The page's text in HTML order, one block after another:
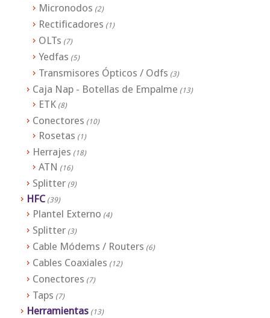
Micronodos (2)
Rectificadores (1)
OLTs (7)
Yedfas (5)
Transmisores Ópticos / Odfs (3)
Caja Nap - Botellas de Empalme (13)
ETK (8)
Conectores (10)
Rosetas (1)
Herrajes (18)
ATN (16)
Splitter (9)
HFC (39)
Plantel Externo (4)
Splitter (3)
Cable Módems / Routers (6)
Cables Coaxiales (12)
Conectores (7)
Taps (7)
Herramientas (13)